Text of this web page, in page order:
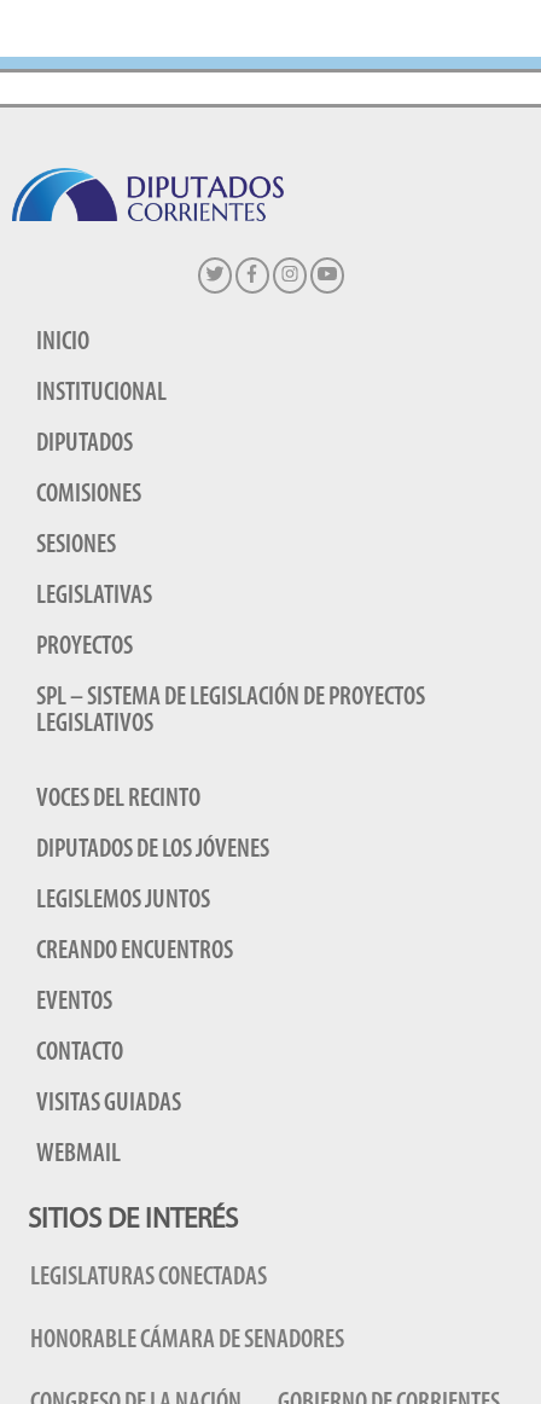
INICIO
INSTITUCIONAL
DIPUTADOS
COMISIONES
SESIONES
LEGISLATIVAS
PROYECTOS
SPL – SISTEMA DE LEGISLACIÓN DE PROYECTOS
LEGISLATIVOS
VOCES DEL RECINTO
DIPUTADOS DE LOS JÓVENES
LEGISLEMOS JUNTOS
CREANDO ENCUENTROS
EVENTOS
CONTACTO
VISITAS GUIADAS
WEBMAIL
SITIOS DE INTERÉS
LEGISLATURAS CONECTADAS
HONORABLE CÁMARA DE SENADORES